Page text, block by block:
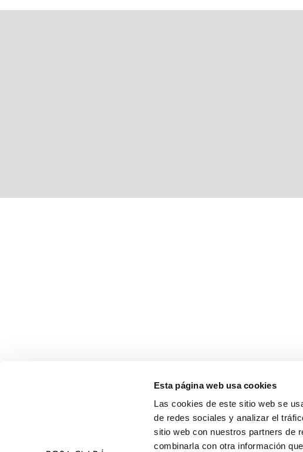
Esta página web usa cookies
Las cookies de este sitio web se
de redes sociales y analizar el
sitio web con nuestros partners de
combinarla con otra información